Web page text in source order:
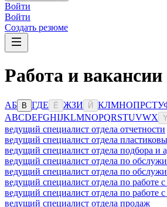
Войти
Войти
Создать резюме
Работа и
АБ В ГДЕ Ё ЖЗИ Й КЛМНОПРСТУ
ABCDEFGHIJKLMNOPQRSTUVWX Y
ведущий специалист отдела отчетности
ведущий специалист отдела
ведущий специалист отдела подбора и
ведущий специалист отдела по
ведущий специалист отдела по
ведущий специалист отдела по работе
ведущий специалист отдела по работе
ведущий специалист отдела продаж